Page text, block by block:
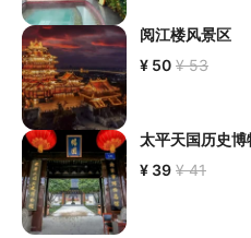
阅江楼风景区
¥ 50 ¥ 53
太平天国历史博
¥ 39 ¥ 41